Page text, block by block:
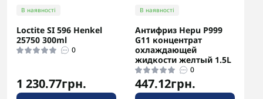
В наявності
Loctite SI 596 Henkel
25750 300ml
0
1 230.77грн.
В наявності
Антифриз Hepu P999
G11 концентрат
охлаждающей
жидкости желтый 1.5L
0
447.12грн.